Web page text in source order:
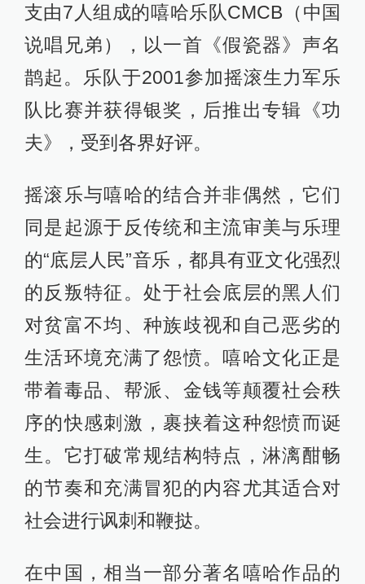
支由7人组成的嘻哈乐队CMCB（中国
说唱兄弟），以一首《假瓷器》声名
鹊起。乐队于2001参加摇滚生力军乐
队比赛并获得银奖，后推出专辑《功
夫》，受到各界好评。
摇滚乐与嘻哈的结合并非偶然，它们
同是起源于反传统和主流审美与乐理
的“底层人民”音乐，都具有亚文化强烈
的反叛特征。处于社会底层的黑人们
对贫富不均、种族歧视和自己恶劣的
生活环境充满了怨愤。嘻哈文化正是
带着毒品、帮派、金钱等颠覆社会秩
序的快感刺激，裹挟着这种怨愤而诞
生。它打破常规结构特点，淋漓酣畅
的节奏和充满冒犯的内容尤其适合对
社会进行讽刺和鞭挞。
在中国，相当一部分著名嘻哈作品的